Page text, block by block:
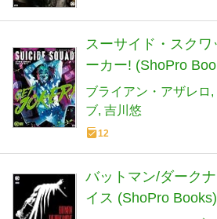
スーサイド・スクワ
ーカー! (ShoPro
ブライアン・アザレロ
ブ 吉川悠
12
バットマン/ダーク
イス (ShoPro Books)